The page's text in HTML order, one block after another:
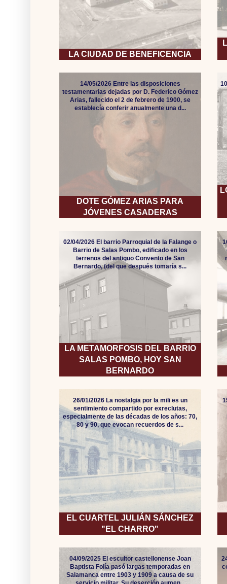
LA CIUDAD DE BENEFICENCIA
DOTE GÓMEZ ARIAS PARA
JÓVENES CASADERAS
14/05/2026 Entre las disposiciones
testamentarias dejadas por D. Federico Gómez
Arias, fallecido el 2 de febrero de 1900, se
establecía conferir anualmente una d...
LA METAMORFOSIS DEL BARRIO
SALAS POMBO, HOY SAN
BERNARDO
02/04/2026 El barrio Parroquial de la Falange o
Barrio de Salas Pombo, edificado en los
terrenos del antiguo Convento de San
Bernardo, (del que después tomaría s...
EL CUARTEL JULIÁN SÁNCHEZ
"EL CHARRO"
26/01/2026 La nostalgia por la mili es un
sentimiento compartido por exreclutas,
especialmente de las décadas de los años: 70,
80 y 90, que evocan recuerdos de s...
04/09/2025 El escultor castellonense Joan
Baptista Folía pasó largas temporadas en
Salamanca entre 1903 y 1909 a causa de su